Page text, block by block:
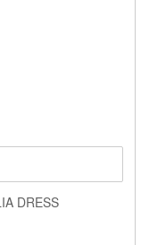
DRESS